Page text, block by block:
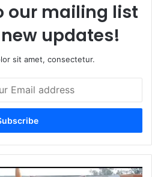
our mailing list
updates!
sit amet, consectetur.